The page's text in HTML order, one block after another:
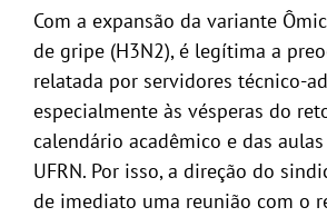
Com a expansão da variante
de gripe (H3N2), é legítima a
relatada por servidores técnico-
especialmente às vésperas do
calendário acadêmico e das
UFRN. Por isso, a direção do
de imediato uma reunião com o